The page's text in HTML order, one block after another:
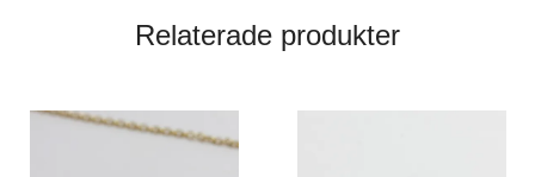
Relaterade produkter